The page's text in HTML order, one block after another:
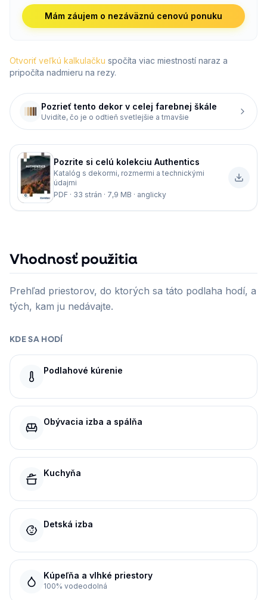
Mám záujem o nezáväznú cenovú ponuku
Otvoriť veľkú kalkulačku spočíta viac miestností naraz a
pripočíta nadmieru na rezy.
Pozrieť tento dekor v celej farebnej škále
Uvidíte, čo je o odtieň svetlejšie a tmavšie
Pozrite si celú kolekciu Authentics
Katalóg s dekormi, rozmermi a technickými
údajmi
PDF · 33 strán · 7,9 MB · anglicky
Vhodnosť použitia
Prehľad priestorov, do ktorých sa táto podlaha hodí, a
tých, kam ju nedávajte.
KDE SA HODÍ
Podlahové kúrenie
Obývacia izba a spálňa
Kuchyňa
Detská izba
Kúpeľňa a vlhké priestory
100% vodeodolná